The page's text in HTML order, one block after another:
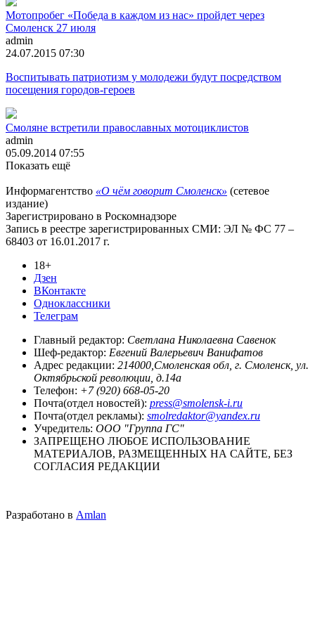
Мотопробег «Победа в каждом из нас» пройдет через
Смоленск 27 июля
admin
24.07.2015 07:30
Воспитывать патриотизм у молодежи будут посредством
посещения городов-героев
Смоляне встретили православных мотоциклистов
admin
05.09.2014 07:55
Показать ещё
Информагентство «О чём говорит Смоленск» (сетевое
издание)
Зарегистрировано в Роскомнадзоре
Запись в реестре зарегистрированных СМИ: ЭЛ № ФС 77 –
68403 от 16.01.2017 г.
18+
Дзен
ВКонтакте
Одноклассники
Телеграм
Главный редактор: Светлана Николаевна Савенок
Шеф-редактор: Евгений Валерьевич Ванифатов
Адрес редакции: 214000,Смоленская обл, г. Смоленск, ул.
Октябрьской революции, д.14а
Телефон: +7 (920) 668-05-20
Почта(отдел новостей): press@smolensk-i.ru
Почта(отдел рекламы): smolredaktor@yandex.ru
Учредитель: ООО "Группа ГС"
ЗАПРЕЩЕНО ЛЮБОЕ ИСПОЛЬЗОВАНИЕ
МАТЕРИАЛОВ, РАЗМЕЩЕННЫХ НА САЙТЕ, БЕЗ
СОГЛАСИЯ РЕДАКЦИИ
Разработано в Amlan